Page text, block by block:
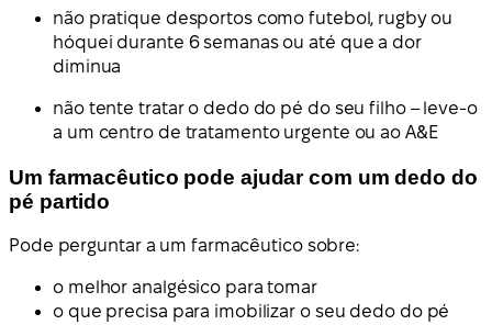
não pratique desportos como futebol, rugby ou
hóquei durante 6 semanas ou até que a dor
diminua
não tente tratar o dedo do pé do seu filho – leve-o
a um centro de tratamento urgente ou ao A&E
Um farmacêutico pode ajudar com um dedo do
pé partido
Pode perguntar a um farmacêutico sobre:
o melhor analgésico para tomar
o que precisa para imobilizar o seu dedo do pé